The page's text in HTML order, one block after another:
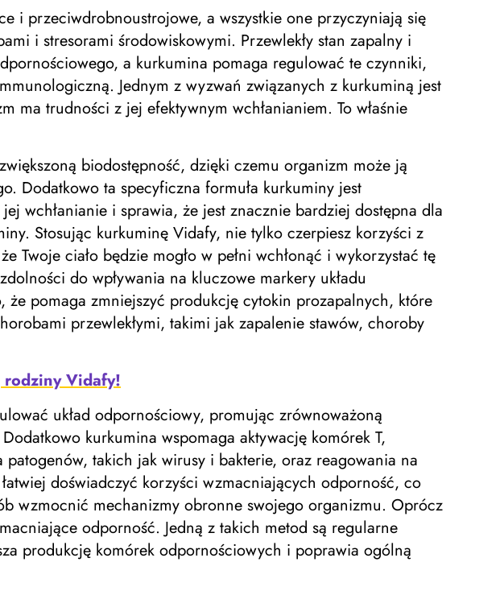
i przeciwdrobnoustrojowe, a wszystkie one przyczyniają się
i stresorami środowiskowymi. Przewlekły stan zapalny i
a kurkumina pomaga regulować te czynniki,
Jednym z wyzwań związanych z kurkuminą jest
trudności z jej efektywnym wchłanianiem. To właśnie
biodostępność, dzięki czemu organizm może ją
Dodatkowo ta specyficzna formuła kurkuminy jest
wchłanianie i sprawia, że ​​jest znacznie bardziej dostępna dla
Stosując kurkuminę Vidafy, nie tylko czerpiesz korzyści z
Twoje ciało będzie mogło w pełni wchłonąć i wykorzystać tę
do wpływania na kluczowe markery układu
pomaga zmniejszyć produkcję cytokin prozapalnych, które
przewlekłymi, takimi jak zapalenie stawów, choroby
rodziny Vidafy!
układ odpornościowy, promując zrównoważoną
kurkumina wspomaga aktywację komórek T,
takich jak wirusy i bakterie, oraz reagowania na
doświadczyć korzyści wzmacniających odporność, co
wzmocnić mechanizmy obronne swojego organizmu. Oprócz
odporność. Jedną z takich metod są regularne
produkcję komórek odpornościowych i poprawia ogólną